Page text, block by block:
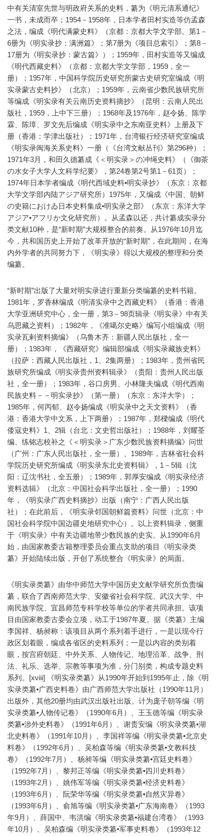
中有关清室先世与明政府关系的史料，纂为《明元清系通纪》
一书，未成而卒；1954－1958年，日本学者田村实造等仿孟森
之法，编成《明代满蒙史料》（京都：京都大学文学部。第1－
6册为《明实录抄：满洲篇》；第7册为《项目总索引》；第8－
17册为《明实录抄：蒙古篇》）；1959年，田村实造等又编成
《明代西藏史料》（京都：京都大学文学部，1959，全一
册）；1957年，中国科学院历史研究所蒙古史研究室编成《明
实录蒙古史料抄》（北京）；1959年，云南省少数民族研究所
等编成《明实录有关云南历史资料摘抄》（昆明：云南人民出
版社，1959，上中下三册）；1968年及1976年，赵令扬、陈学
霖、陈璋、罗文先后编成《明实录中之东南亚史料》上册及下
册（香港：学津出版社）；1971年，台湾银行经济研究室编成
《明实录闽海关系史料》一册（《台湾文献丛刊》第296种）；
1971年3月，和田久德纂成《＜明实录＞の冲绳史料》（《御茶
の水女子大学人文科学纪要》，第24卷第2号第1－61页）；
1974年日本学者编成《明代西域史料•明实录抄》（东京：京都
大学文学部内陆アジア研究所）1975年，又编成《中国、朝鲜
の史籍におけゐ日本史料集成•明实录之部》（东京：东洋大学
アジア•アフリか文化研究所）。从孟森以还，共计纂成实录分
类文献10种，是“新时期”大规模整合的前奏。从1976年10月迄
今，共和国历史上开始了改革开放的“新时期”，在此期间，在海
内外学者的共同努力下，《明实录》得以大规模的整理和分类
编纂。
“新时期”出版了大量对明实录进行重新分类编纂的史料书籍。
1981年，罗香林编成《明清实录中之西藏史料》（香港：香港
大学亚洲研究中心，全一册，第3－98页辑录《明实录》中有关
乌思藏之资料）；1982年，《准噶尔史略》编写小组编成《明
实录瓦剌资料摘编》（乌鲁木齐：新疆人民出版社，全一
册）；1983年，《西藏研究》编辑部编成《明实录藏族史料》
（拉萨：西藏人民出版社，1、2集两册）；1983年，贵州省民
族研究所编成《明实录贵州资料辑录》（贵阳：贵州人民出版
社，全一册）；1983年，谷口房男、小林隆夫编成《明代西南
民族史料－－明实录抄》（第一册）（东京：东洋大学）；
1985年，何丙郁、赵令扬编成《明实录中之天文资料》（香
港：香港大学中文系，上下两册）；1987年，郑樑编成《明代
倭寇史料》1、2辑（台北：文史哲出版社）；1988年，刘耀荃
编、练铭志校补之《＜明实录＞广东少数民族资料摘编》问世
（广州：广东人民出版社，全一册）、1989年，吉林省社会科
学院历史研究所编成《明实录东北史资料辑》，1－5辑（沈
阳：辽沈书社，全五册）；1989年，郭厚安编成《明实录经济
资料选辑》（北京：中国社会科学出版社，全一册）；1990
年，《明实录广西史料摘抄》出版（南宁：广西人民出版
社）；在此前后，《明实录邻国朝鲜篇资料》问世（北京：中
国社会科学院中国边疆史地研究中心）。以上资料辑录，侧重
于《明实录》中有关边疆地带少数民族的史实。从1990年6月
始，由国家教委古籍整理委员会重点支助的项目《明实录类
纂》开始陆续出版，开创了系统整合《明实录》的局面。
《明实录类纂》由华中师范大学中国历史文献学研究所负责编
纂，联合了西南师范大学、安徽省社会科学院、武汉大学、中
南民族学院、宜昌师范专科学校等单位的学者共同承担。该项
目由国家教委古委会立项，动工于1987年夏。据《类纂》主编
李国祥、杨昶称：该项目从两个系列着手进行，一是以现今行
政区划着眼，编成各省区的史料系列；一是以内容的类别着
眼，按宫府朝廷、中外关系、人物传记、地理沿革、战争、刑
法、礼乐、选举、宗教等事项为准，分门别类，构成专题史料
系列。[xviii] 《明实录类纂》从1990年开始到1995年止，除《明
实录类纂•广西史料卷》由广西师范大学出版社（1990年11月）
出版外，其他20册均由武汉出版社出版。计为庞子朝等编《明
实录类纂•人物传记卷》（1990年6月）、王玉德等编《明实录
类纂•涉外史料卷》（1991年6月）、谢贵安编《明实录类纂•湖
北史料卷》（1991年10月）、李国祥等编《明实录类纂•北京史
料卷》（1992年6月）、吴柏森等编《明实录类纂•文教科技
卷》（1992年7月）、杨昶等编《明实录类纂•宫廷史料卷》
（1992年7月）、黎邦正等编《明实录类纂•四川史料卷》
（1993年2月）、姚伟军等编《明实录类纂•经济史料卷》
（1993年6月）、阮荣华等编《明实录类纂•自然灾异卷》
（1993年6月）、俞旭等编《明实录类纂•广东海南卷》（1993
年9月）、薛国中、韦洪编《明实录类纂•福建台湾卷》（1993
年10月）、吴柏森编《明实录类纂•军事史料卷》（1993年12